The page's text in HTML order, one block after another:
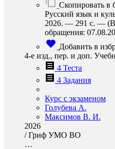
Скопировать в
Русский язык и
2026. — 291 с. —
обращения:
Добавить в
4-е изд., пер. и доп.
4 Теста
4 Задания
Курс с экзаменом
Голубева А.
Максимов В. И.
2026
/Гриф УМО ВО
…